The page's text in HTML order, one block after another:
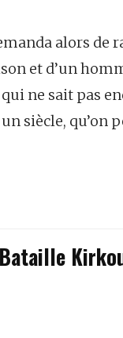
alors de
et d’un
qui ne sait pas
siècle, qu’on